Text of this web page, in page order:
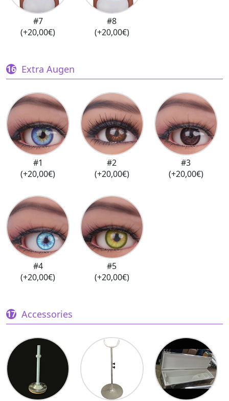
#7
(+20,00€)
#8
(+20,00€)
Extra Augen
#1
(+20,00€)
#2
(+20,00€)
#3
(+20,00€)
#4
(+20,00€)
#5
(+20,00€)
Accessories